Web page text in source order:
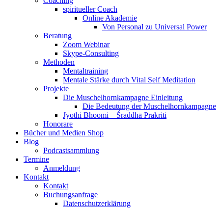
spiritueller Coach
Online Akademie
Von Personal zu Universal Power
Beratung
Zoom Webinar
Skype-Consulting
Methoden
Mentaltraining
Mentale Stärke durch Vital Self Meditation
Projekte
Die Muschelhornkampagne Einleitung
Die Bedeutung der Muschelhornkampagne
Jyothi Bhoomi – Śraddhā Prakriti
Honorare
Bücher und Medien Shop
Blog
Podcastsammlung
Termine
Anmeldung
Kontakt
Kontakt
Buchungsanfrage
Datenschutzerklärung